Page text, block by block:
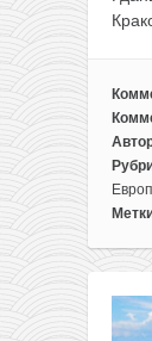
к
Wizz
Air:
рейсы
в